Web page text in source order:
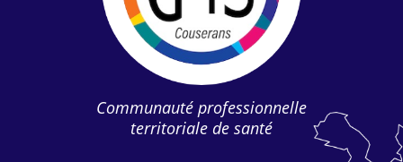
Communauté professionnelle
territoriale de santé